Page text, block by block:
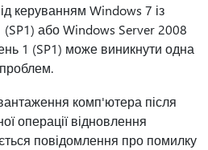
керуванням Windows 7 із
або Windows Server 2008
1 (SP1) може виникнути одна
комп'ютера після
операції відновлення
повідомлення про помилку